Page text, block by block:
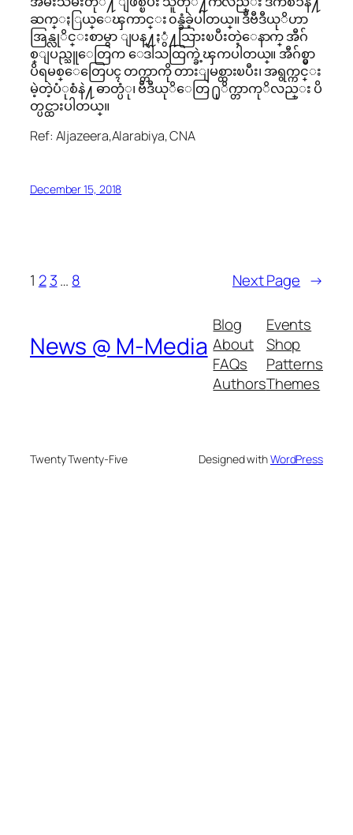
ဆက္ႏြယ္ေၾကာင္း ၀န္ခံခဲ့ပါတယ္။ ဒီဗီဒီယုိဟာ
အြန္လုိင္းစာမွာ ျပန္႔ႏွံ႔သြားၿပီးတဲ့ေနာက္ အီဂ်
စ္ျပည္သူေတြက ေဒါသထြက္ခဲ့ၾကပါတယ္။ အီဂ်စ္မွာ
ပိရမစ္ေတြေပၚ တက္တာကို တားျမစ္ထားၿပီး၊ အရွက္ကင္း
မဲ့တဲ့ပံုစံနဲ႔ ဓာတ္ပံု၊ ဗီဒီယုိေတြ ႐ုိက္တာကုိလည္း ပိ
တ္ပင္ထားပါတယ္။
Ref: Aljazeera,Alarabiya, CNA
December 15, 2018
1 2 3… 8 Next Page →
News @ M-Media
Blog
About
FAQs
Authors
Events
Shop
Patterns
Themes
Twenty Twenty-Five Designed withWordPress